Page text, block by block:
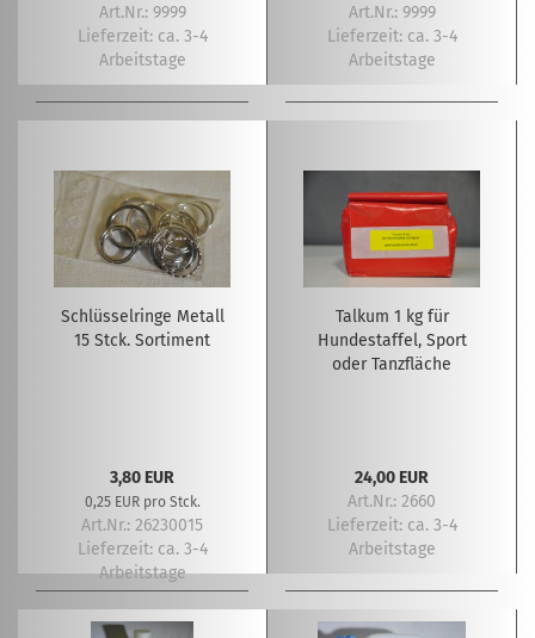
Art.Nr.: 9999
Lieferzeit: ca. 3-4
Arbeitstage
Art.Nr.: 9999
Lieferzeit: ca. 3-4
Arbeitstage
Schlüsselringe Metall
15 Stck. Sortiment
3,80 EUR
0,25 EUR pro Stck.
Art.Nr.: 26230015
Lieferzeit: ca. 3-4
Arbeitstage
Talkum 1 kg für
Hundestaffel, Sport
oder Tanzfläche
24,00 EUR
Art.Nr.: 2660
Lieferzeit: ca. 3-4
Arbeitstage